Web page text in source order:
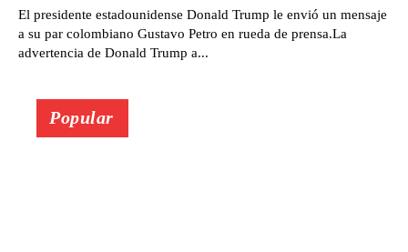
El presidente estadounidense Donald Trump le envió un mensaje
a su par colombiano Gustavo Petro en rueda de prensa.La
advertencia de Donald Trump a...
Popular